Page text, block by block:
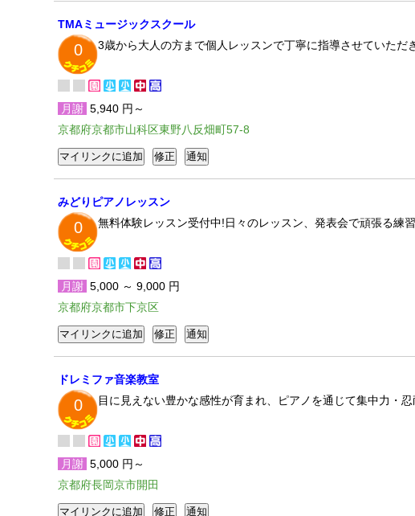
TMAミュージックスクール
0 3歳から大人の方まで個人レッスンで丁寧に指導させていただ
月謝 5,940 円～
京都府京都市山科区東野八反畑町57-8
みどりピアノレッスン
0 無料体験レッスン受付中!日々のレッスン、発表会で頑張る練
月謝 5,000 ～ 9,000 円
京都府京都市下京区
ドレミファ音楽教室
0 目に見えない豊かな感性が育まれ、ピアノを通じて集中力・
月謝 5,000 円～
京都府長岡京市開田